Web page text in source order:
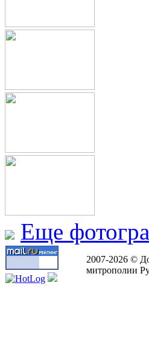
Еще
2007-2026 ©
митрополии